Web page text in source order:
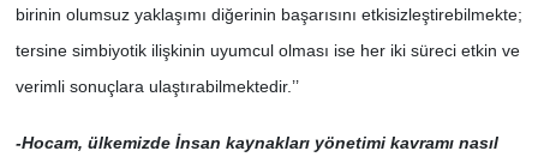
birinin olumsuz yaklaşımı diğerinin başarısını etkisizleştirebilmekte;
tersine simbiyotik ilişkinin uyumcul olması ise her iki süreci etkin ve
verimli sonuçlara ulaştırabilmektedir.’’
-Hocam, ülkemizde İnsan kaynakları yönetimi kavramı nasıl